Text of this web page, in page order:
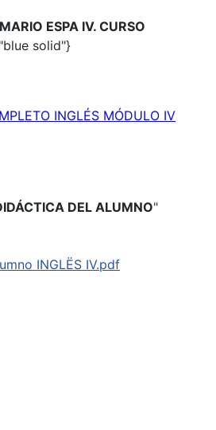
ESPA IV. CURSO
solid"}
INGLÉS MÓDULO IV
DEL ALUMNO"
INGLËS IV.pdf